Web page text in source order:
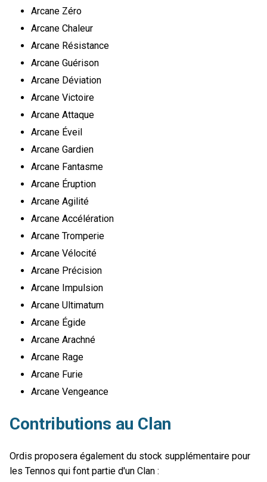
Arcane Zéro
Arcane Chaleur
Arcane Résistance
Arcane Guérison
Arcane Déviation
Arcane Victoire
Arcane Attaque
Arcane Éveil
Arcane Gardien
Arcane Fantasme
Arcane Éruption
Arcane Agilité
Arcane Accélération
Arcane Tromperie
Arcane Vélocité
Arcane Précision
Arcane Impulsion
Arcane Ultimatum
Arcane Égide
Arcane Arachné
Arcane Rage
Arcane Furie
Arcane Vengeance
Contributions au Clan
Ordis proposera également du stock supplémentaire pour
les Tennos qui font partie d'un Clan :